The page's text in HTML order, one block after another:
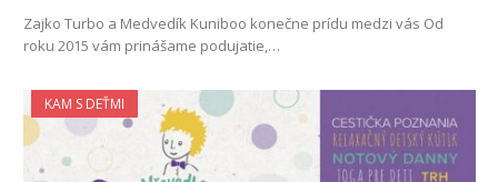
Zajko Turbo a Medvedík Kuniboo konečne prídu medzi vás Od
roku 2015 vám prinášame podujatie,…
KAM S DEŤMI